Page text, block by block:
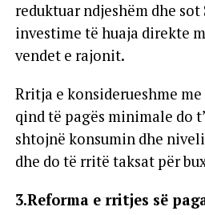
reduktuar ndjeshëm dhe
investime të huaja direkte
vendet e rajonit.
Rritja e konsiderueshme
qind të pagës minimale do
shtojnë konsumin dhe
dhe do të rritë taksat për
3.Reforma e rritjes së